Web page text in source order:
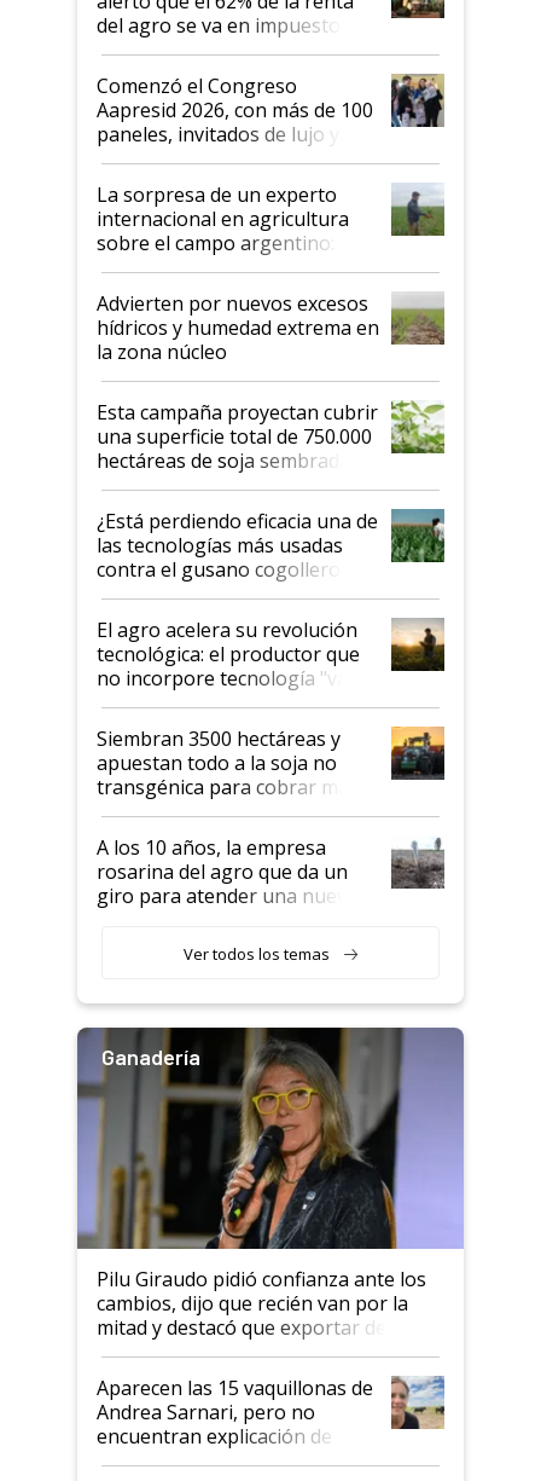
del agro se va en impuestos:
"No es bueno que en
Argentina se sigan discutiendo
las mismas cosas de hace 50
años"
Comenzó el Congreso
Aapresid 2026, con más de 100
paneles, invitados de lujo y
todas las tendencias
La sorpresa de un experto
internacional en agricultura
sobre el campo argentino:
"Estoy muy impresionado"
Advierten por nuevos excesos
hídricos y humedad extrema en
la zona núcleo
Esta campaña proyectan cubrir
una superficie total de 750.000
hectáreas de soja sembradas
con una nueva generación de
variedades que marcan un
salto tecnológico en genética y
rendimiento
¿Está perdiendo eficacia una de
las tecnologías más usadas
contra el gusano cogollero? El
desafío de una tecnología clave
El agro acelera su revolución
tecnológica: el productor que
no incorpore tecnología "va a
perder el tren"
Siembran 3500 hectáreas y
apuestan todo a la soja no
transgénica para cobrar más
por tonelada: compraron un
semillero
A los 10 años, la empresa
rosarina del agro que da un
giro para atender una nueva
Ver todos los temas
Ganadería
Pilu Giraudo pidió confianza ante los
cambios, dijo que recién van por la
mitad y destacó que exportar dejó de
ser "para unos pocos": "Tenemos un
mandato muy claro del gobierno
nacional"
Aparecen las 15 vaquillonas de
Andrea Sarnari, pero no
encuentran explicación de
cómo llegaron allí